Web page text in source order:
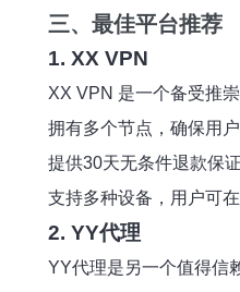
三、最佳平台推荐
1. XX VPN
XX VPN 是一个备受推
拥有多个节点，确保用
提供30天无条件退款保
支持多种设备，用户可
2. YY代理
YY代理是另一个值得信